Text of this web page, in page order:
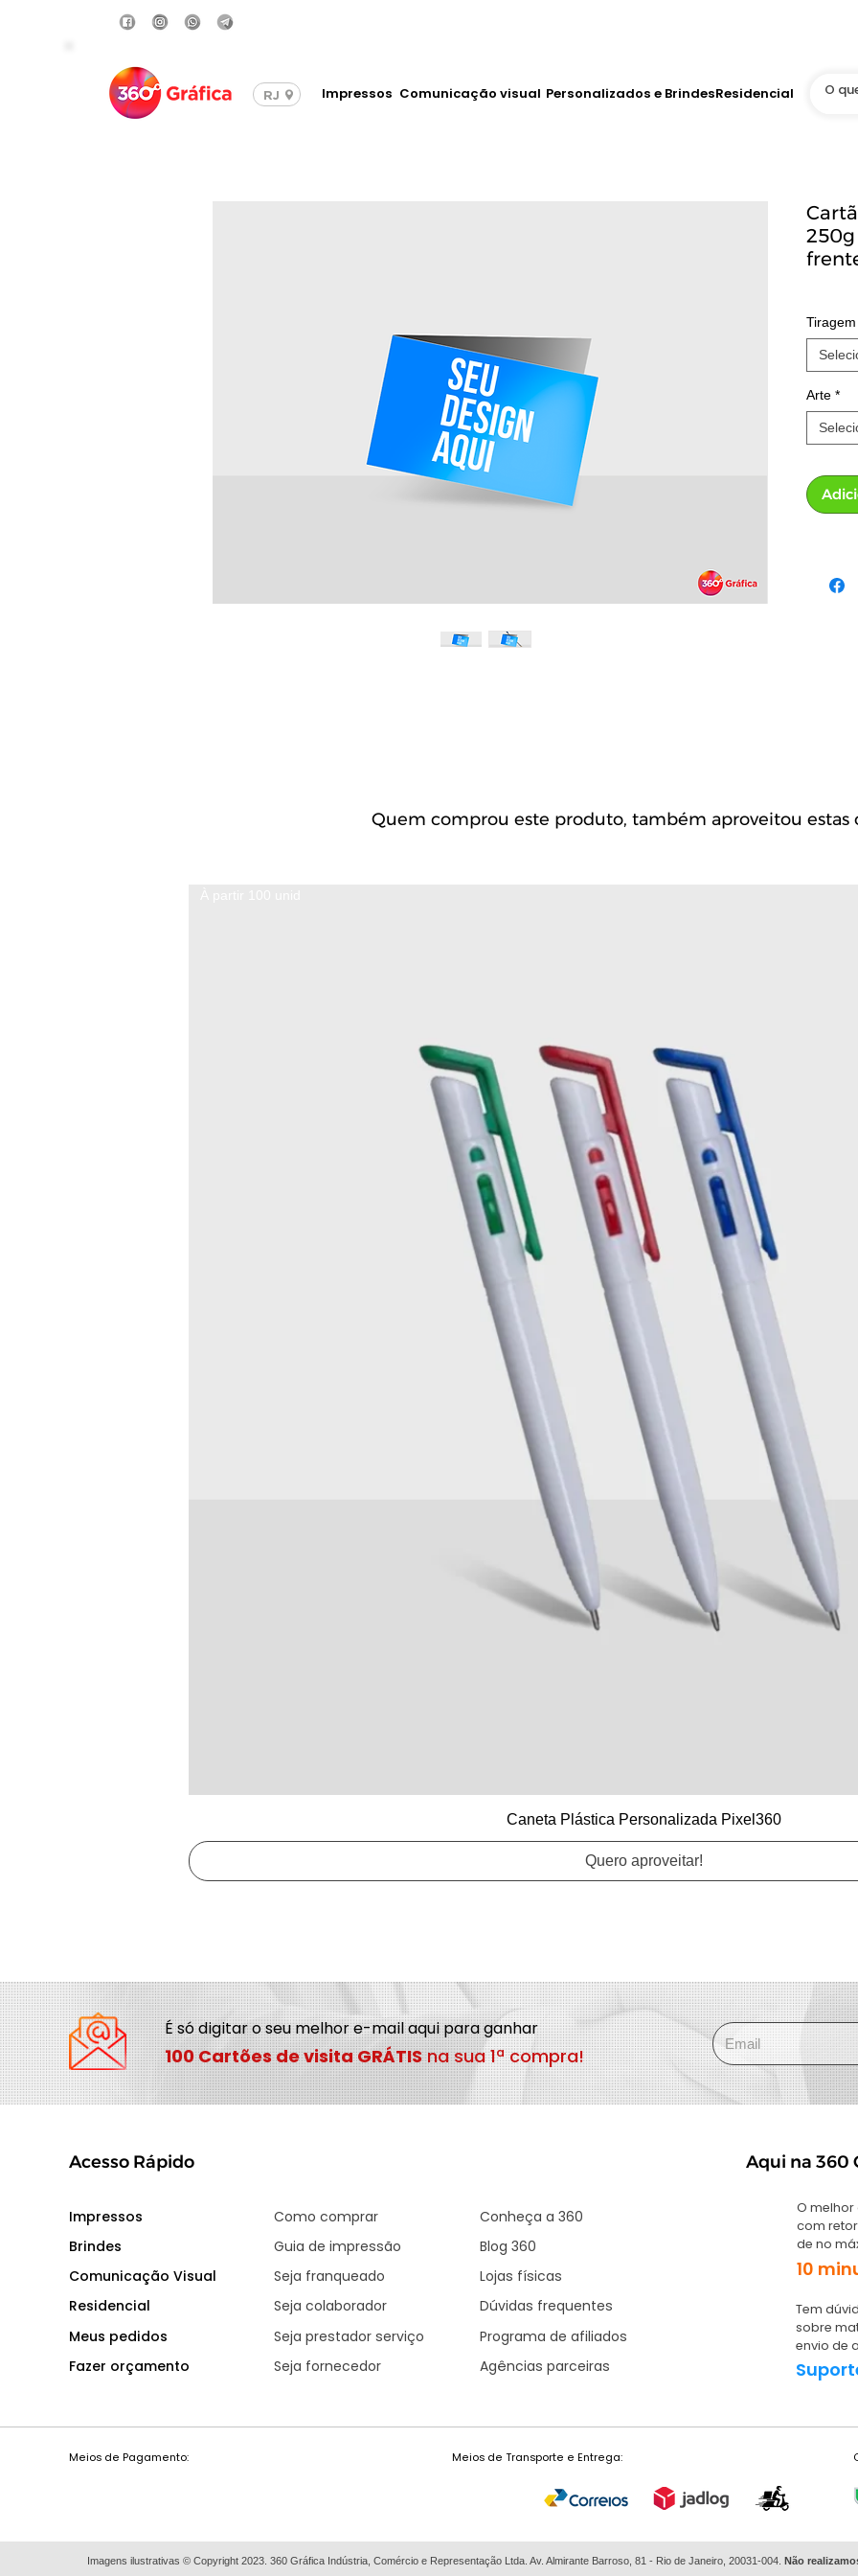
Tiragem
Arte *
Quem comprou este produto, também aproveitou estas
Caneta Plástica Personalizada Pixel360
Quero aproveitar!
RJ Impressos Comunicação visual Personalizados e BrindesResidencial
É só digitar o seu melhor e-mail aqui para ganhar
100 Cartões de visita GRÁTISna sua 1ª compra!
Acesso Rápido
Impressos
Brindes
Comunicação Visual
Residencial
Meus pedidos
Fazer orçamento
Como comprar
Guia de impressão
Seja franqueado
Seja colaborador
Seja prestador serviço
Seja fornecedor
Conheça a 360
Blog 360
Lojas físicas
Dúvidas frequentes
Programa de afiliados
Agências parceiras
Aqui na 360
O
com
de no
10
Tem
sobre
envio de
Meios de Pagamento: Meios de Transporte e Entrega:
Imagens ilustrativas © Copyright 2023. 360 Gráfica Indústria, Comércio e Representação Ltda. Av. Almirante Barroso, 81 - Rio de Janeiro, 20031-004. Não